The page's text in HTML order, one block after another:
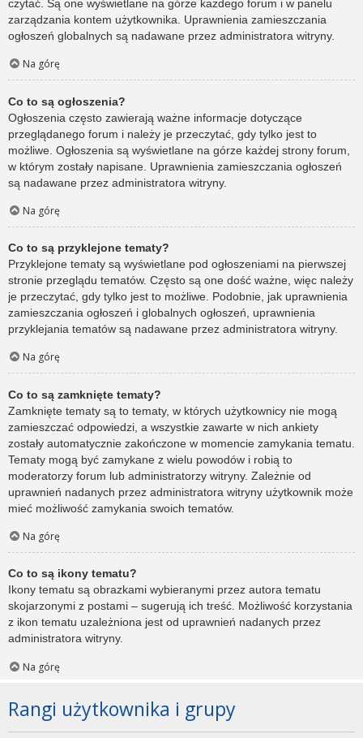
czytać. Są one wyświetlane na górze każdego forum i w panelu
zarządzania kontem użytkownika. Uprawnienia zamieszczania
ogłoszeń globalnych są nadawane przez administratora witryny.
Na górę
Co to są ogłoszenia?
Ogłoszenia często zawierają ważne informacje dotyczące
przeglądanego forum i należy je przeczytać, gdy tylko jest to
możliwe. Ogłoszenia są wyświetlane na górze każdej strony forum,
w którym zostały napisane. Uprawnienia zamieszczania ogłoszeń
są nadawane przez administratora witryny.
Na górę
Co to są przyklejone tematy?
Przyklejone tematy są wyświetlane pod ogłoszeniami na pierwszej
stronie przeglądu tematów. Często są one dość ważne, więc należy
je przeczytać, gdy tylko jest to możliwe. Podobnie, jak uprawnienia
zamieszczania ogłoszeń i globalnych ogłoszeń, uprawnienia
przyklejania tematów są nadawane przez administratora witryny.
Na górę
Co to są zamknięte tematy?
Zamknięte tematy są to tematy, w których użytkownicy nie mogą
zamieszczać odpowiedzi, a wszystkie zawarte w nich ankiety
zostały automatycznie zakończone w momencie zamykania tematu.
Tematy mogą być zamykane z wielu powodów i robią to
moderatorzy forum lub administratorzy witryny. Zależnie od
uprawnień nadanych przez administratora witryny użytkownik może
mieć możliwość zamykania swoich tematów.
Na górę
Co to są ikony tematu?
Ikony tematu są obrazkami wybieranymi przez autora tematu
skojarzonymi z postami – sugerują ich treść. Możliwość korzystania
z ikon tematu uzależniona jest od uprawnień nadanych przez
administratora witryny.
Na górę
Rangi użytkownika i grupy